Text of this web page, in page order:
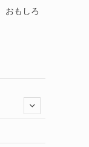
おもしろ